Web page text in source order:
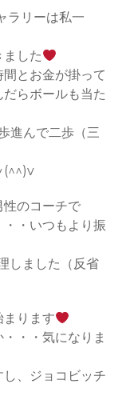
リーは私一
した
とお金が掛って
らボールも当た
進んで二歩（三
(^^)v
のコーチで
・いつもより振
しました（反省
ります
・・気になりま
、ジョコビッチ